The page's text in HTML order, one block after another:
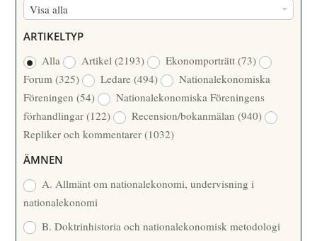
M
/
Å
R
Visa alla
R
F
A
T
T
A
R
ARTIKELTYP
Alla
Artikel(2193) Ekonomporträtt(73)
Forum(325) Ledare(494)
Nationalekonomiska
Föreningen(54)
Nationalekonomiska Föreningens
förhandlingar(122) Recension/bokanmälan(940)
Repliker och kommentarer(1032)
ÄMNEN
A. Allmänt om nationalekonomi, undervisning i
nationalekonomi
B. Doktrinhistoria och nationalekonomisk metodologi